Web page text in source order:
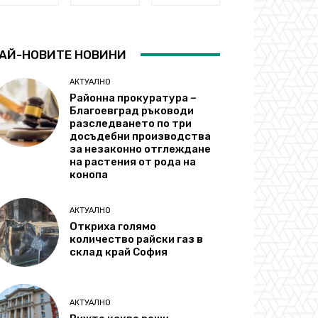
НОВИТЕ НОВИНИ
АКТУАЛНО
Районна прокуратура –
Благоевград ръководи
разследването по три
досъдебни производства
за незаконно отглеждане
на растения от рода на
конопа
АКТУАЛНО
Откриха голямо
количество райски газ в
склад край София
АКТУАЛНО